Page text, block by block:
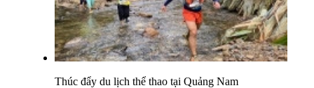
Thúc đẩy du lịch thể thao tại Quảng Nam